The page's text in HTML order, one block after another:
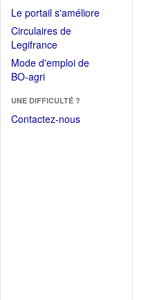
Le portail s'améliore(Fichier
Circulaires de
Legifrance(Ouvrir
dans
une
fenêtre)
Mode d'emploi de
BO-agri(Ouvrir
une
nouvelle
UNE DIFFICULTÉ ?
Contactez-nous